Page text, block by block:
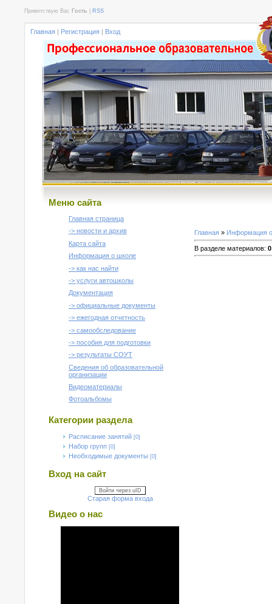
Приветствую Вас Гость RSS
Главная | Регистрация | Вход
Меню сайта
Главная страница
-> новости и архив
Карта сайта
Информация о школе
-> как нас найти
-> услуги автошколы
Документация
-> официальные документы
-> ежегодная отчетность
-> самообследование
-> пособия для подготовки
-> результаты СОУТ
Сведения об образовательной
организации
Видеоматериалы
Фотоальбомы
Категории раздела
Расписание занятий [0]
Набор групп [0]
Необходимые документы [0]
Вход на сайт
Войти через uID
Старая форма входа
Видео о нас
Главная » Информация
В разделе материалов: 0